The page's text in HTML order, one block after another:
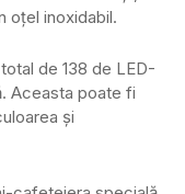
oțel inoxidabil.
de 138 de LED-
Aceasta poate fi
și